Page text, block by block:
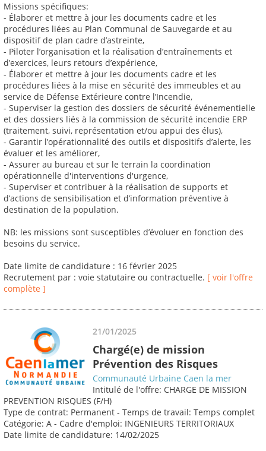
Missions spécifiques:
- Élaborer et mettre à jour les documents cadre et les
procédures liées au Plan Communal de Sauvegarde et au
dispositif de plan cadre d’astreinte,
- Piloter l’organisation et la réalisation d’entraînements et
d’exercices, leurs retours d’expérience,
- Élaborer et mettre à jour les documents cadre et les
procédures liées à la mise en sécurité des immeubles et au
service de Défense Extérieure contre l’Incendie,
- Superviser la gestion des dossiers de sécurité événementielle
et des dossiers liés à la commission de sécurité incendie ERP
(traitement, suivi, représentation et/ou appui des élus),
- Garantir l’opérationnalité des outils et dispositifs d’alerte, les
évaluer et les améliorer,
- Assurer au bureau et sur le terrain la coordination
opérationnelle d'interventions d'urgence,
- Superviser et contribuer à la réalisation de supports et
d’actions de sensibilisation et d’information préventive à
destination de la population.
NB: les missions sont susceptibles d’évoluer en fonction des
besoins du service.
Date limite de candidature : 16 février 2025
Recrutement par : voie statutaire ou contractuelle. [ voir l'offre
complète ]
21/01/2025
Chargé(e) de mission
Prévention des Risques
Communauté Urbaine Caen la mer
Intitulé de l'offre: CHARGE DE MISSION
PREVENTION RISQUES (F/H)
Type de contrat: Permanent - Temps de travail: Temps complet
Catégorie: A - Cadre d'emploi: INGENIEURS TERRITORIAUX
Date limite de candidature: 14/02/2025